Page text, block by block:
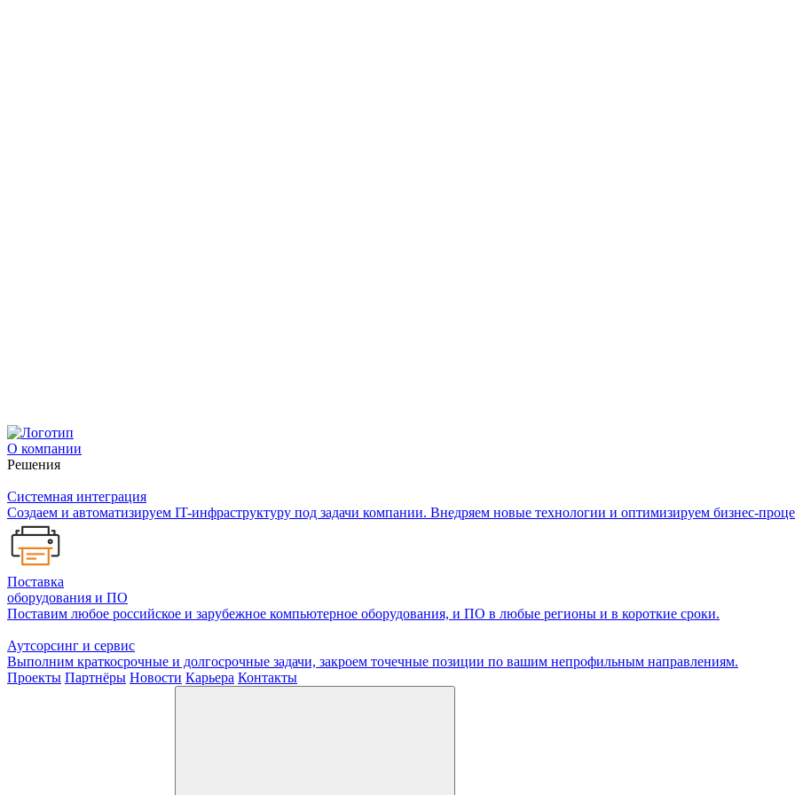
О компании
Решения
Системная интеграция
Создаем и автоматизируем IT-инфраструктуру под задачи компании. Внедряем новые технологии и оптимизируем бизнес-
Поставка
оборудования и ПО
Поставим любое российское и зарубежное компьютерное оборудования, и ПО в любые регионы и в короткие сроки.
Аутсорсинг и сервис
Выполним краткосрочные и долгосрочные задачи, закроем точечные позиции по вашим непрофильным направлениям.
Проекты Партнёры Новости Карьера Контакты